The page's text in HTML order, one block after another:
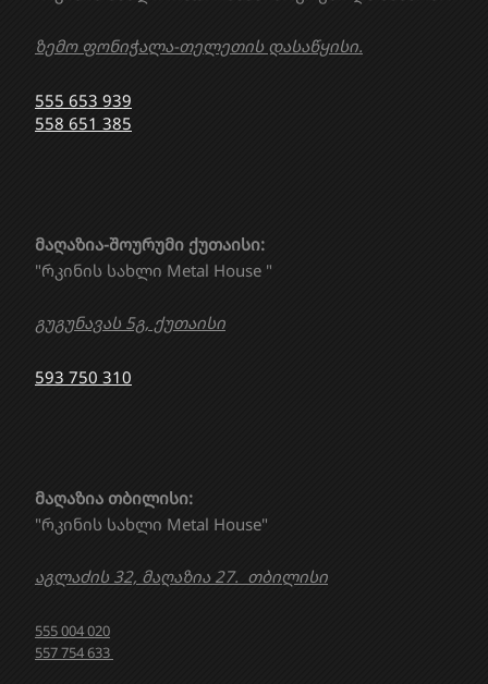
ზემო ფონიჭალა-თელეთის დასაწყისი.
555 653 939
558 651 385
მაღაზია თბილისი:
"რკინის სახლი Metal House"
აგლაძის 32, მაღაზია 27. თბილისი
555 004 020
557 754 633
მაღაზია-შოურუმი ქუთაისი:
"რკინის სახლი Metal House "
გუგუნავას 5გ, ქუთაისი
593 750 310